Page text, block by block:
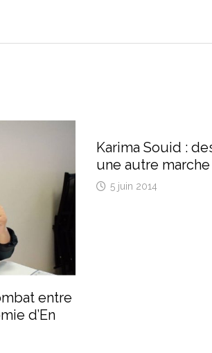
entre
d’En
Karima Souid :
une autre
5 juin 2014